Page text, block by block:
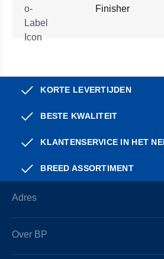
Finisher
KORTE LEVERTIJDEN
BESTE KWALITEIT
KLANTENSERVICE IN HET
BREED ASSORTIMENT
Adres
Over BP